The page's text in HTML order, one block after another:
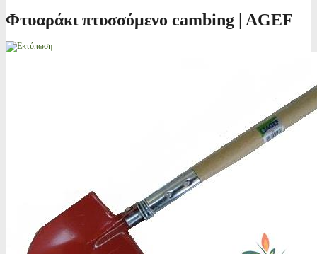
Φτυαράκι πτυσσόμενο cambing | AGEF